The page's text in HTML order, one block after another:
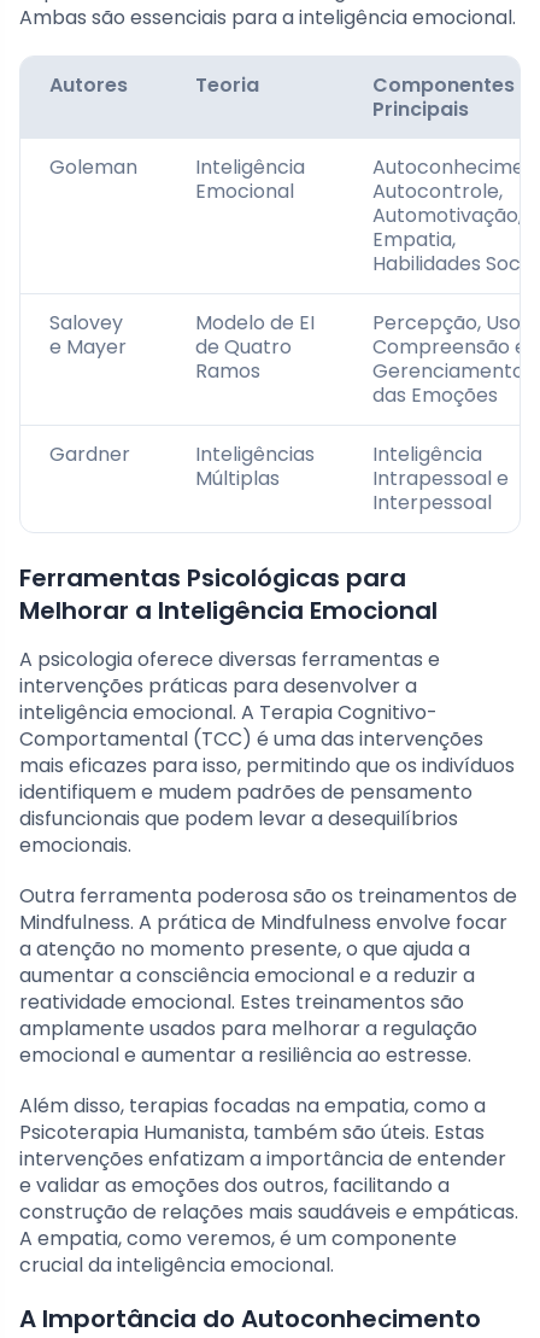
Ambas são essenciais para a inteligência emocional.
Autores Teoria
Componentes
Principais
Goleman
Inteligência
Emocional
Autocontrole,
Automotivação,
Empatia,
Habilidades
Salovey
e Mayer
Modelo de EI
de Quatro
Ramos
Percepção, Uso,
Compreensão e
Gerenciamento
das Emoções
Gardner
Inteligências
Múltiplas
Inteligência
Intrapessoal e
Interpessoal
Ferramentas Psicológicas para
Melhorar a Inteligência Emocional
A psicologia oferece diversas ferramentas e
intervenções práticas para desenvolver a
inteligência emocional. A Terapia Cognitivo-
Comportamental (TCC) é uma das intervenções
mais eficazes para isso, permitindo que os indivíduos
identifiquem e mudem padrões de pensamento
disfuncionais que podem levar a desequilíbrios
emocionais.
Outra ferramenta poderosa são os treinamentos de
Mindfulness. A prática de Mindfulness envolve focar
a atenção no momento presente, o que ajuda a
aumentar a consciência emocional e a reduzir a
reatividade emocional. Estes treinamentos são
amplamente usados para melhorar a regulação
emocional e aumentar a resiliência ao estresse.
Além disso, terapias focadas na empatia, como a
Psicoterapia Humanista, também são úteis. Estas
intervenções enfatizam a importância de entender
e validar as emoções dos outros, facilitando a
construção de relações mais saudáveis e empáticas.
A empatia, como veremos, é um componente
crucial da inteligência emocional.
A Importância do Autoconhecimento